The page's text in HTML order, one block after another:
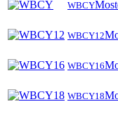
WBCY
WBCY12
WBCY16
WBCY18